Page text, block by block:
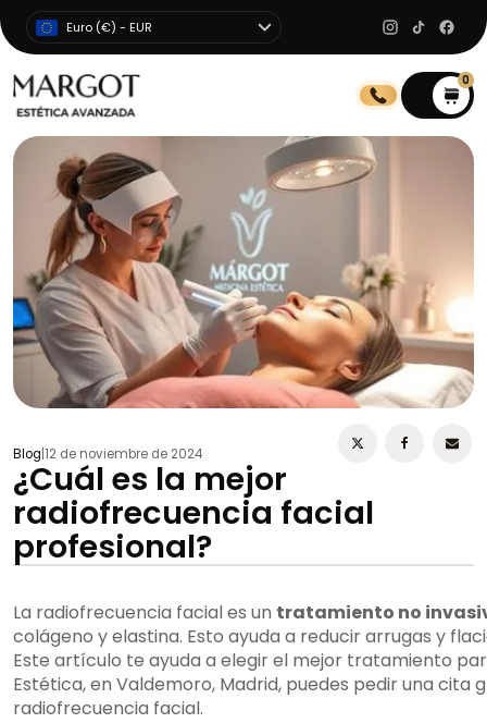
Euro (€) - EUR
0
Blog 12 de noviembre de 2024
¿Cuál es la mejor
radiofrecuencia facial
profesional?
La radiofrecuencia facial es un tratamiento no
colágeno y elastina. Esto ayuda a reducir arrugas y
Este artículo te ayuda a elegir el mejor tratamiento
Estética, en Valdemoro, Madrid, puedes pedir una cita
radiofrecuencia facial.